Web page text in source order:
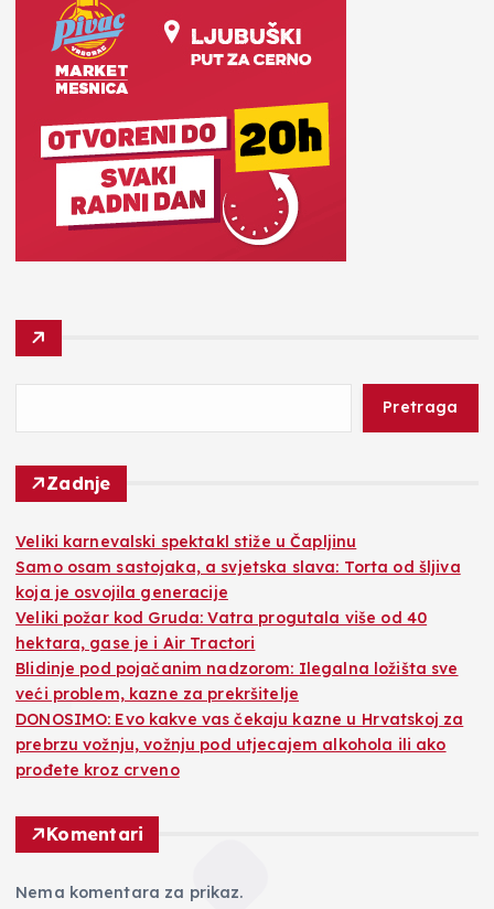
Pretraga
Zadnje
Veliki karnevalski spektakl stiže u Čapljinu
Samo osam sastojaka, a svjetska slava: Torta od šljiva
koja je osvojila generacije
Veliki požar kod Gruda: Vatra progutala više od 40
hektara, gase je i Air Tractori
Blidinje pod pojačanim nadzorom: Ilegalna ložišta sve
veći problem, kazne za prekršitelje
DONOSIMO: Evo kakve vas čekaju kazne u Hrvatskoj za
prebrzu vožnju, vožnju pod utjecajem alkohola ili ako
prođete kroz crveno
Komentari
Nema komentara za prikaz.